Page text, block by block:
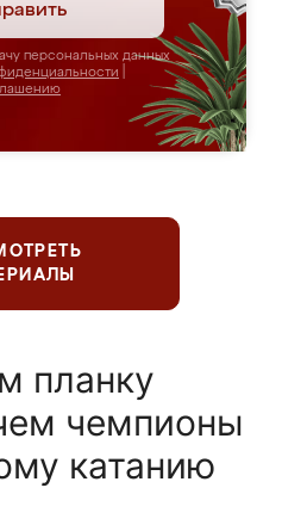
персональных данных
планку
чемпионы
катанию